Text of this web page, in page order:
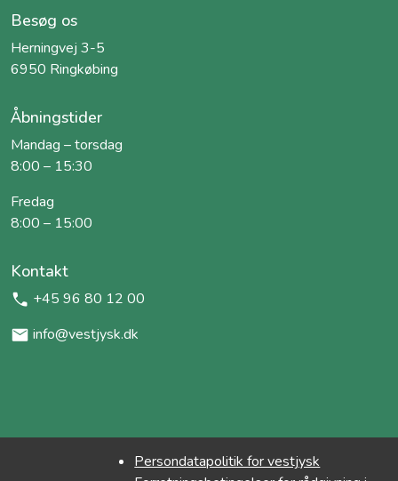
Besøg os
Herningvej 3-5
6950 Ringkøbing
Åbningstider
Mandag – torsdag
8:00 – 15:30
Fredag
8:00 – 15:00
Kontakt
+45 96 80 12 00
info@vestjysk.dk
Persondatapolitik for vestjysk